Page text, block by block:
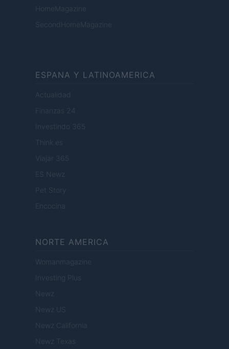
HomeMagazine
SecondHomeMagazine
ESPANA Y LATINOAMERICA
Actualidad
Finanzas 24
Investindo 365
Think.es
Viajar 365
ES Newz
Pet Story
Encocina
NORTE AMERICA
Womanmagazine
Investing Plus
Newz
Newz US
Newz California
Newz Texas